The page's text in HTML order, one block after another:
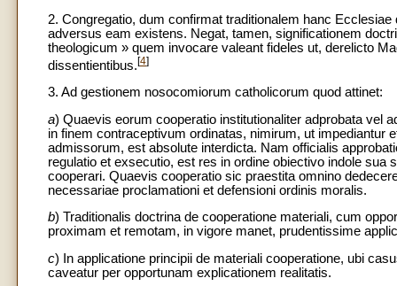
2. Congregatio, dum confirmat traditionalem hanc
adversus eam existens. Negat, tamen, significationem
theologicum » quem invocare valeant fideles ut, derelicto
dissentientibus.[4]
3. Ad gestionem nosocomiorum catholicorum quod attinet:
a) Quaevis eorum cooperatio institutionaliter adprobata vel
in finem contraceptivum ordinatas, nimirum, ut impediantur
admissorum, est absolute interdicta. Nam officialis
regulatio et exsecutio, est res in ordine obiectivo indole
cooperari. Quaevis cooperatio sic praestita omnino
necessariae proclamationi et defensioni ordinis moralis.
b) Traditionalis doctrina de cooperatione materiali, cum
proximam et remotam, in vigore manet, prudentissime
c) In applicatione principii de materiali cooperatione, ubi
caveatur per opportunam explicationem realitatis.